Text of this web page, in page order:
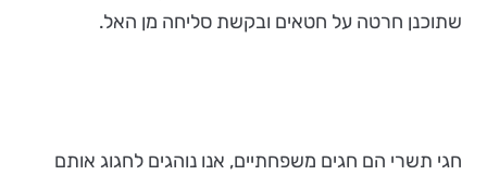
שתוכנן חרטה על חטאים ובקשת סליחה מן האל.
חגי תשרי הם חגים משפחתיים, אנו נוהגים לחגוג אותם